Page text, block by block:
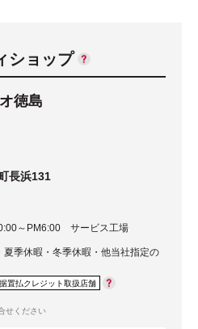
ショップ
徳島
長浜131
～PM6:00 サービス工場
夏季休暇・冬季休暇・他当社指定の
据置払クレジット取扱店舗
せください